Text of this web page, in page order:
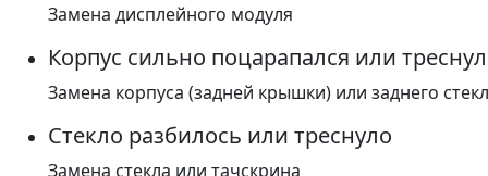
Замена дисплейного модуля
Корпус сильно поцарапался или треснул
Замена корпуса (задней крышки) или заднего
Стекло разбилось или треснуло
Замена стекла или тачскрина